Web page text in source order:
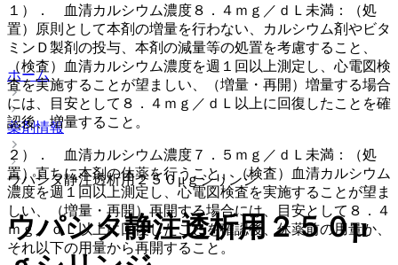
１）． 血清カルシウム濃度８．４ｍｇ／ｄＬ未満：（処
置）原則として本剤の増量を行わない、カルシウム剤やビタ
ミンＤ製剤の投与、本剤の減量等の処置を考慮すること、
（検査）血清カルシウム濃度を週１回以上測定し、心電図検
査を実施することが望ましい、（増量・再開）増量する場合
には、目安として８．４ｍｇ／ｄＬ以上に回復したことを確
認後、増量すること。
２）． 血清カルシウム濃度７．５ｍｇ／ｄＬ未満：（処
置）直ちに本剤の休薬を行うこと、（検査）血清カルシウム
濃度を週１回以上測定し、心電図検査を実施することが望ま
しい、（増量・再開）再開する場合には、目安として８．４
ｍｇ／ｄＬ以上に回復したことを確認後、休薬前の用量か、
それ以下の用量から再開すること。
ホーム
薬剤情報
ウパシタ静注透析用２５０μｇシリンジ
ウパシタ静注透析用２５０μ